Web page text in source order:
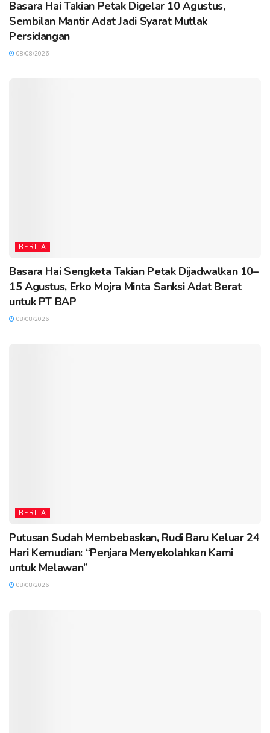
Basara Hai Takian Petak Digelar 10 Agustus,
Sembilan Mantir Adat Jadi Syarat Mutlak
Persidangan
08/08/2026
BERITA
Basara Hai Sengketa Takian Petak Dijadwalkan 10–
15 Agustus, Erko Mojra Minta Sanksi Adat Berat
untuk PT BAP
08/08/2026
BERITA
Putusan Sudah Membebaskan, Rudi Baru Keluar 24
Hari Kemudian: “Penjara Menyekolahkan Kami
untuk Melawan”
08/08/2026